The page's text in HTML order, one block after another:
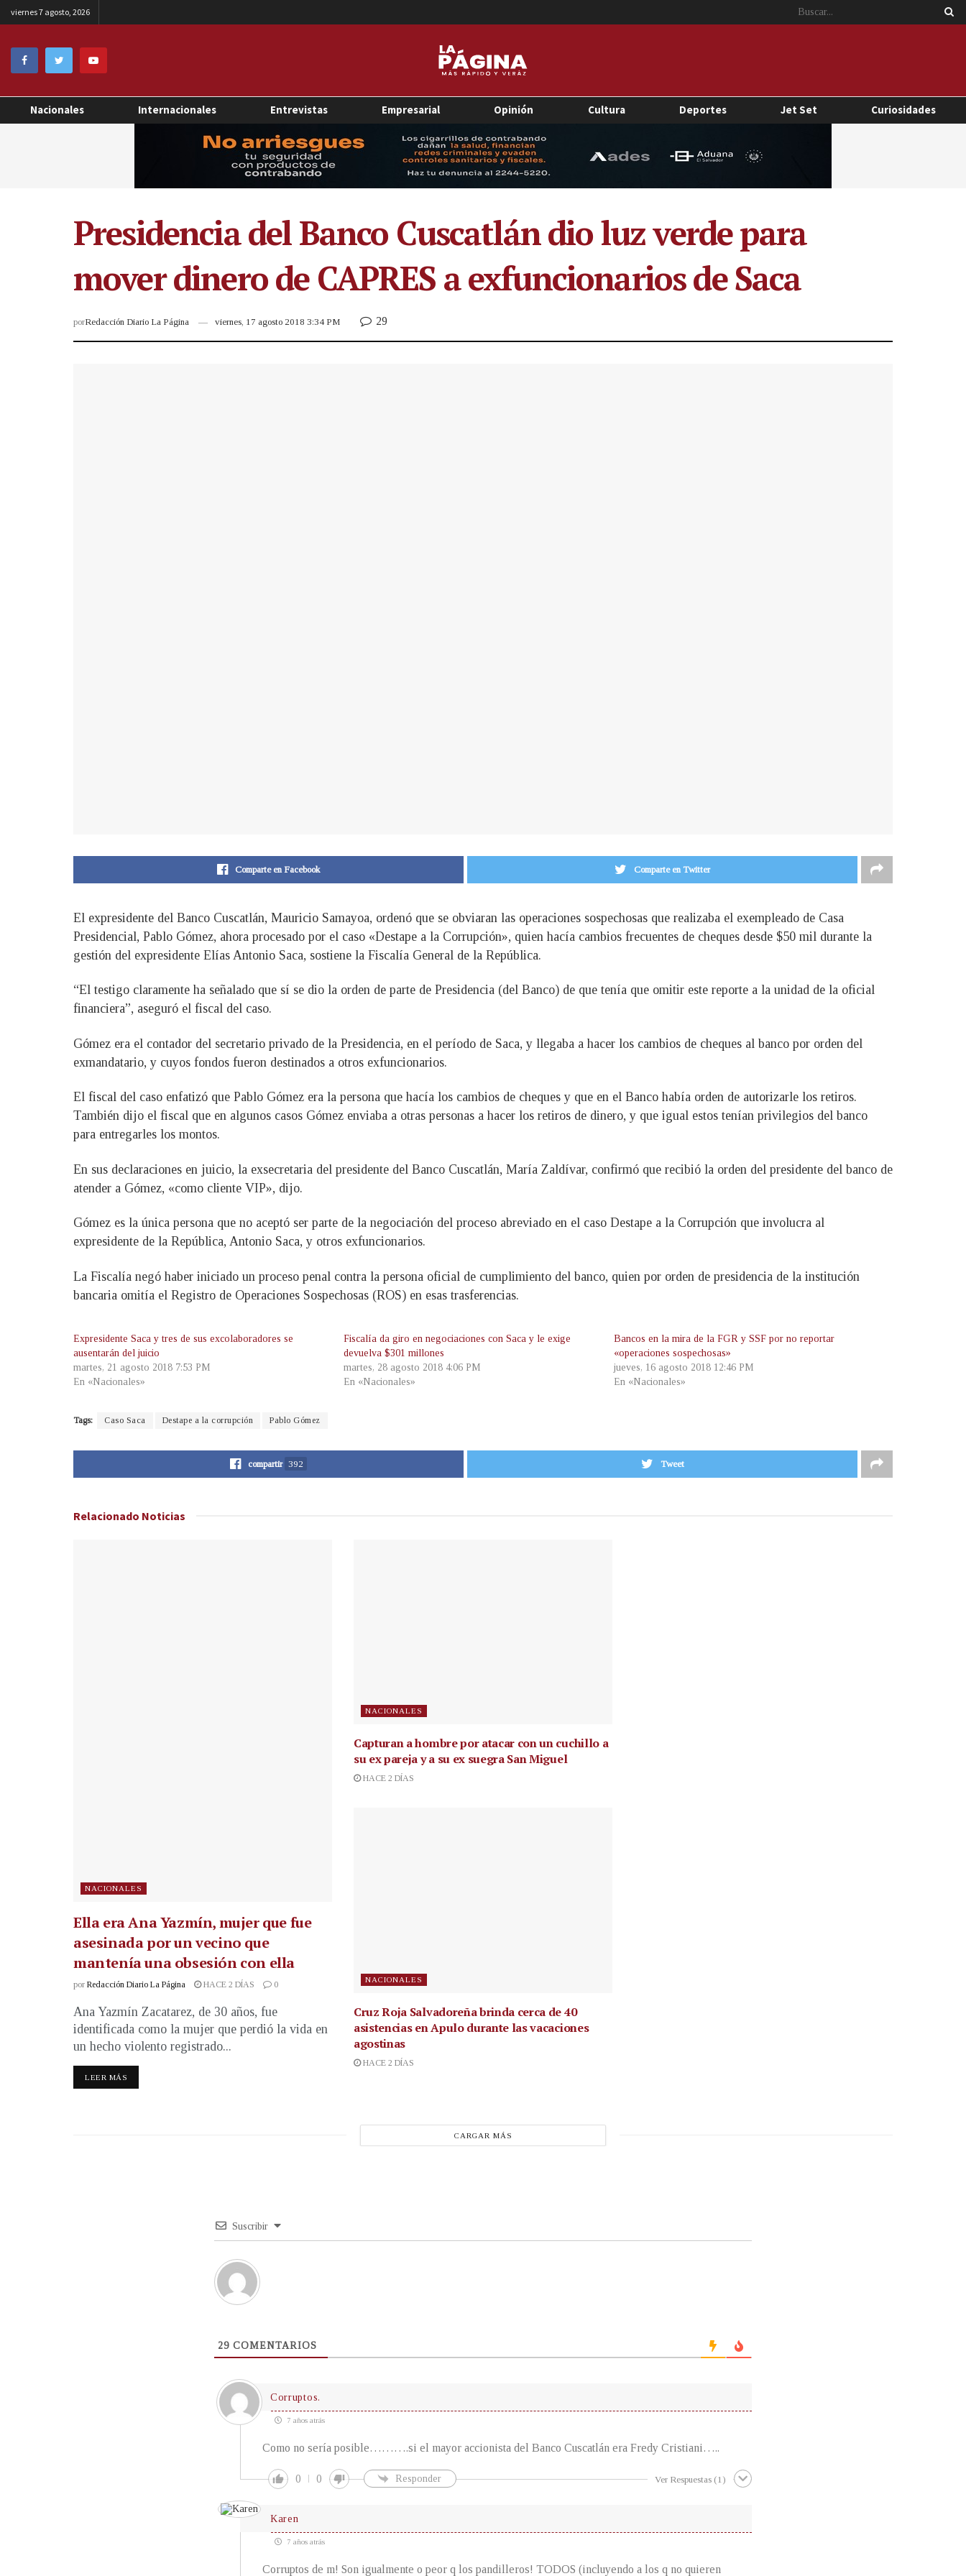
viernes 7 agosto, 2026
Nacionales Internacionales Entrevistas Empresarial Opinión Cultura Deportes Jet Set Curiosidades
Presidencia del Banco Cuscatlán dio luz verde para
mover dinero de CAPRES a exfuncionarios de Saca
porRedacción Diario La Página viernes, 17 agosto 2018 3:34 PM 29
Comparte en Facebook Comparte en Twitter
El expresidente del Banco Cuscatlán, Mauricio Samayoa, ordenó que se obviaran las operaciones sospechosas que realizaba el exempleado de Casa
Presidencial, Pablo Gómez, ahora procesado por el caso «Destape a la Corrupción», quien hacía cambios frecuentes de cheques desde $50 mil durante la
gestión del expresidente Elías Antonio Saca, sostiene la Fiscalía General de la República.
“El testigo claramente ha señalado que sí se dio la orden de parte de Presidencia (del Banco) de que tenía que omitir este reporte a la unidad de la oficial
financiera”, aseguró el fiscal del caso.
Gómez era el contador del secretario privado de la Presidencia, en el período de Saca, y llegaba a hacer los cambios de cheques al banco por orden del
exmandatario, y cuyos fondos fueron destinados a otros exfuncionarios.
El fiscal del caso enfatizó que Pablo Gómez era la persona que hacía los cambios de cheques y que en el Banco había orden de autorizarle los retiros.
También dijo el fiscal que en algunos casos Gómez enviaba a otras personas a hacer los retiros de dinero, y que igual estos tenían privilegios del banco
para entregarles los montos.
En sus declaraciones en juicio, la exsecretaria del presidente del Banco Cuscatlán, María Zaldívar, confirmó que recibió la orden del presidente del banco de
atender a Gómez, «como cliente VIP», dijo.
Gómez es la única persona que no aceptó ser parte de la negociación del proceso abreviado en el caso Destape a la Corrupción que involucra al
expresidente de la República, Antonio Saca, y otros exfuncionarios.
La Fiscalía negó haber iniciado un proceso penal contra la persona oficial de cumplimiento del banco, quien por orden de presidencia de la institución
bancaria omitía el Registro de Operaciones Sospechosas (ROS) en esas trasferencias.
Expresidente Saca y tres de sus excolaboradores se
ausentarán del juicio
martes, 21 agosto 2018 7:53 PM
En «Nacionales»
Fiscalía da giro en negociaciones con Saca y le exige
devuelva $301 millones
martes, 28 agosto 2018 4:06 PM
En «Nacionales»
Bancos en la mira de la FGR y SSF por no reportar
«operaciones sospechosas»
jueves, 16 agosto 2018 12:46 PM
En «Nacionales»
Tags: Caso Saca Destape a la corrupción Pablo Gómez
compartir 392 Tweet
Relacionado Noticias
NACIONALES
Ella era Ana Yazmín, mujer que fue
asesinada por un vecino que
mantenía una obsesión con ella
por Redacción Diario La Página HACE 2 DÍAS 0
Ana Yazmín Zacatarez, de 30 años, fue
identificada como la mujer que perdió la vida en
un hecho violento registrado...
LEER MÁS
NACIONALES
Capturan a hombre por atacar con un cuchillo a
su ex pareja y a su ex suegra San Miguel
HACE 2 DÍAS
NACIONALES
Cruz Roja Salvadoreña brinda cerca de 40
asistencias en Apulo durante las vacaciones
agostinas
HACE 2 DÍAS
CARGAR MÁS
Suscribir
29 COMENTARIOS
Corruptos.
7 años atrás
Como no sería posible……….si el mayor accionista del Banco Cuscatlán era Fredy Cristiani…..
0 0 Responder Ver Respuestas (1)
Karen
7 años atrás
Corruptos de m! Son igualmente o peor q los pandilleros! TODOS (incluyendo a los q no quieren